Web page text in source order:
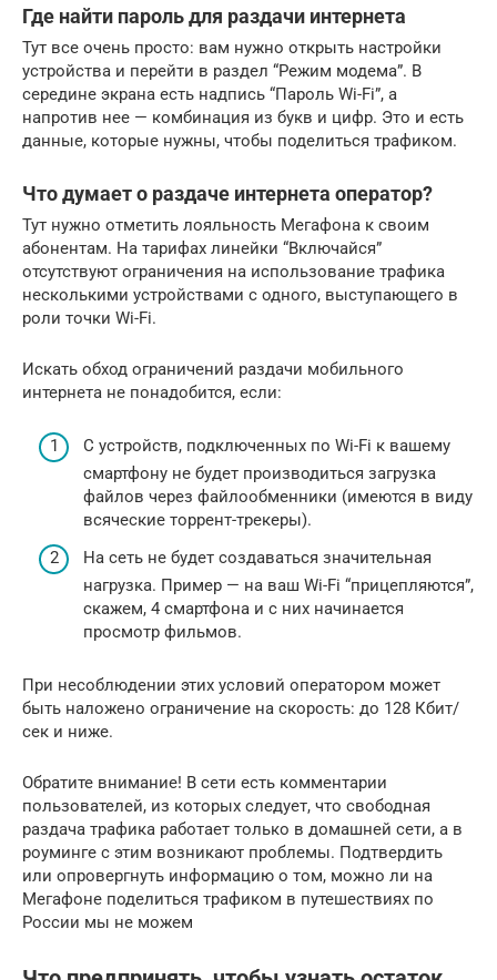
Где найти пароль для раздачи интернета
Тут все очень просто: вам нужно открыть настройки
устройства и перейти в раздел “Режим модема”. В
середине экрана есть надпись “Пароль Wi-Fi”, а
напротив нее — комбинация из букв и цифр. Это и есть
данные, которые нужны, чтобы поделиться трафиком.
Что думает о раздаче интернета оператор?
Тут нужно отметить лояльность Мегафона к своим
абонентам. На тарифах линейки “Включайся”
отсутствуют ограничения на использование трафика
несколькими устройствами с одного, выступающего в
роли точки Wi-Fi.
Искать обход ограничений раздачи мобильного
интернета не понадобится, если:
С устройств, подключенных по Wi-Fi к вашему
смартфону не будет производиться загрузка
файлов через файлообменники (имеются в виду
всяческие торрент-трекеры).
На сеть не будет создаваться значительная
нагрузка. Пример — на ваш Wi-Fi “прицепляются”,
скажем, 4 смартфона и с них начинается
просмотр фильмов.
При несоблюдении этих условий оператором может
быть наложено ограничение на скорость: до 128 Кбит/
сек и ниже.
Обратите внимание! В сети есть комментарии
пользователей, из которых следует, что свободная
раздача трафика работает только в домашней сети, а в
роуминге с этим возникают проблемы. Подтвердить
или опровергнуть информацию о том, можно ли на
Мегафоне поделиться трафиком в путешествиях по
России мы не можем